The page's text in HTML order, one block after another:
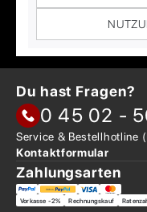
Du hast Fragen?
0 45 02 -
Service & Bestellhotline
Kontaktformular
Zahlungsarten
Vorkasse -2% Rechnungskauf